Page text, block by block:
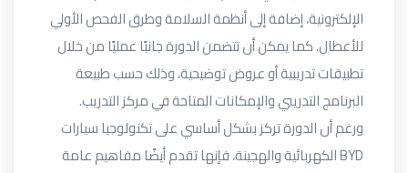
الإلكترونية، إضافة إلى أنظمة السلامة وطرق الفحص الأولي
للأعطال. كما يمكن أن تتضمن الدورة جانبًا عمليًا من خلال
تطبيقات تدريبية أو عروض توضيحية، وذلك حسب طبيعة
البرنامج التدريبي والإمكانات المتاحة في مركز التدريب.
ورغم أن الدورة تركز بشكل أساسي على تكنولوجيا سيارات
BYDالكهربائية والهجينة، فإنها تقدم أيضًا مفاهيم عامة